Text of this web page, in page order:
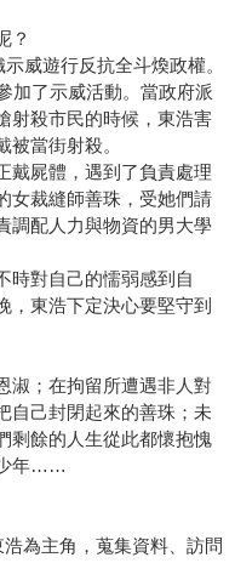
記錄的女性刻畫深度。
與仁善為主角，從仁
仁善母親的家族傷痛，
代下的人們。 韓江
如「要醫治斷指，就
」——呼應無法言說便
痛」隱喻失去至親無法
，如慶荷在濟州經歷的
射現實，種種抽象意
手法，不以當事人主
代的雙眼間接切入，
一段家族回憶錄，是政
的午後，遠處竟下著暴
是血染之處。 同以
的《少年來了》是由
像小心翼翼撥開灰塵，
。隔著距離，似帶一層
正如距今已遙遠的濟
？
威遊行反抗全斗煥政權。
加了示威活動。當政府派
射殺市民的時候，東浩害
當街射殺。
戴屍體，遇到了負責處理
女裁縫師善珠，受她們請
調配人力與物資的男大學
時對自己的懦弱感到自
，東浩下定決心要堅守到
淑；在拘留所遭遇非人對
自己封閉起來的善珠；未
剩餘的人生從此都懷抱愧
少年……
為主角，蒐集資料、訪問